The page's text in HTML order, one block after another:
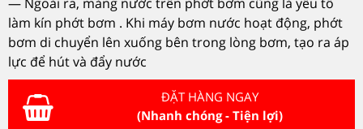
làm kín phớt bơm . Khi máy bơm nước hoạt động, phớt
bơm di chuyển lên xuống bên trong lòng bơm, tạo ra áp
lực để hút và đẩy nước
ĐẶT HÀNG NGAY
(Nhanh chóng - Tiện lợi)